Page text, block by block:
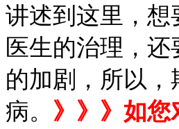
讲述到这里，
医生的治理，
的加剧，所以
病。 》》》如